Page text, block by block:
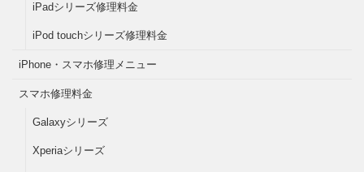
iPadシリーズ修理料金
iPod touchシリーズ修理料金
iPhone・スマホ修理メニュー
スマホ修理料金
Galaxyシリーズ
Xperiaシリーズ